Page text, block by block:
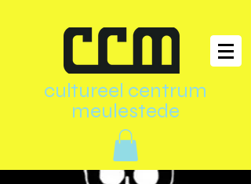
cultureel centrum
meulestede